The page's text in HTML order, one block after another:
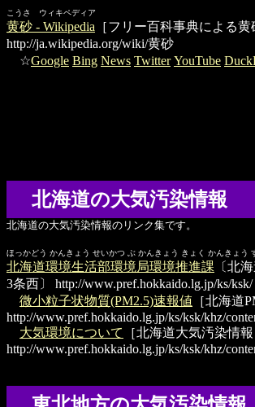
こうさ ウィキペディア
黄砂 - Wikipedia ［フリー百科事典による黄
http://ja.wikipedia.org/wiki/黄砂
☆Google Bing News Twitter YouTube
北海道の大気汚染情報
北海道の大気汚染情報のリンク集です。
ほっかどう かんきょう せいかつ ぶ かんきょう きょく かんきょう
北海道環境生活部環境局環境推進課 〔北
3条西〕
http://www.pref.hokkaido.lg.jp/ks/ksk/
微小粒子状物質(PM2.5)速報値 ［北海道
http://www.pref.hokkaido.lg.jp/ks/ksk/khz/
大気環境について
［北海道大気汚染情報
http://www.pref.hokkaido.lg.jp/ks/ksk/khz/